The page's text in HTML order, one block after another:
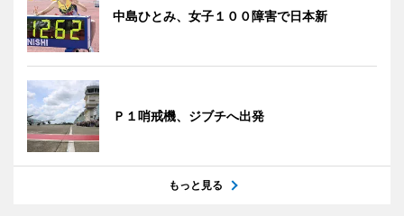
中島ひとみ、女子１００障害で日本新
Ｐ１哨戒機、ジブチへ出発
もっと見る